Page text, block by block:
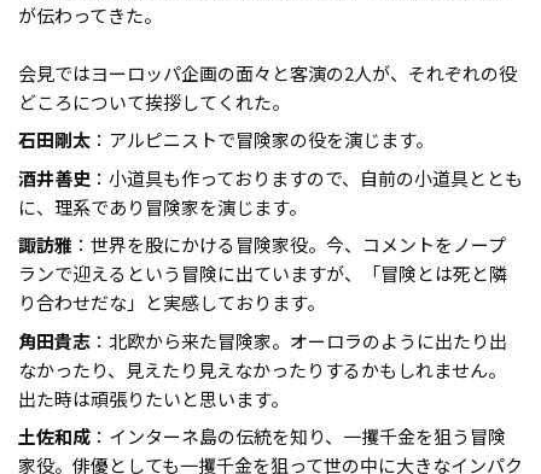
が伝わってきた。
会見ではヨーロッパ企画の面々と客演の2人が、それぞれの役
どころについて挨拶してくれた。
石田剛太 ：アルピニストで冒険家の役を演じます。
酒井善史 ：小道具も作っておりますので、自前の小道具ととも
に、理系であり冒険家を演じます。
諏訪雅 ：世界を股にかける冒険家役。今、コメントをノープ
ランで迎えるという冒険に出ていますが、「冒険とは死と隣
り合わせだな」と実感しております。
角田貴志 ：北欧から来た冒険家。オーロラのように出たり出
なかったり、見えたり見えなかったりするかもしれません。
出た時は頑張りたいと思います。
土佐和成 ：インターネ島の伝統を知り、一攫千金を狙う冒険
家役。俳優としても一攫千金を狙って世の中に大きなインパク